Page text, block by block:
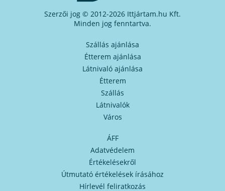
Szerzői jog © 2012-2026 Ittjártam.hu Kft.
Minden jog fenntartva.
Szállás ajánlása
Étterem ajánlása
Látnivaló ajánlása
Étterem
Szállás
Látnivalók
Város
ÁFF
Adatvédelem
Értékelésekről
Útmutató értékelések írásához
Hírlevél feliratkozás